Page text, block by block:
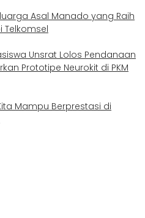
Asal Manado yang Raih
Telkomsel
Unsrat Lolos Pendanaan
Prototipe Neurokit di PKM
Mampu Berprestasi di